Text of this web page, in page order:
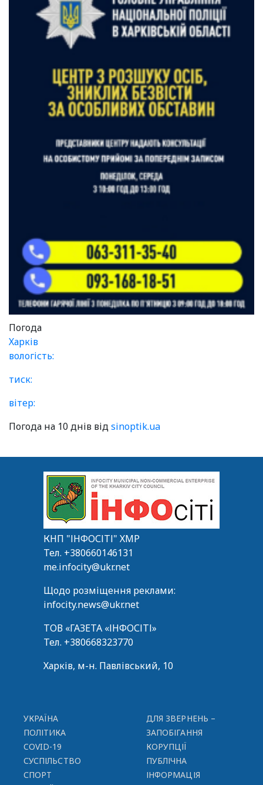
Погода
Харків
вологість:
тиск:
вітер:
Погода на 10 днів відsinoptik.ua
КНП "ІНФОСІТІ" ХМР
Тел. +380660146131
me.infocity@ukr.net
Щодо розміщення реклами:
infocity.news@ukr.net
ТОВ «ГАЗЕТА «ІНФОСІТІ»
Тел. +380668323770
Харків, м-н. Павлівський, 10
УКРАЇНА
ПОЛІТИКА
COVID-19
СУСПІЛЬСТВО
СПОРТ
ДЛЯ ЗВЕРНЕНЬ –
ЗАПОБІГАННЯ
КОРУПЦІЇ
ПУБЛІЧНА
ІНФОРМАЦІЯ